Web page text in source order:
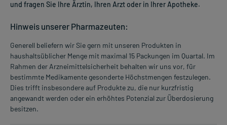
und fragen Sie Ihre Ärztin, Ihren Arzt oder in Ihrer Apotheke.
Hinweis unserer Pharmazeuten:
Generell beliefern wir Sie gern mit unseren Produkten in
haushaltsüblicher Menge mit maximal 15 Packungen im Quartal. Im
Rahmen der Arzneimittelsicherheit behalten wir uns vor, für
bestimmte Medikamente gesonderte Höchstmengen festzulegen.
Dies trifft insbesondere auf Produkte zu, die nur kurzfristig
angewandt werden oder ein erhöhtes Potenzial zur Überdosierung
besitzen.